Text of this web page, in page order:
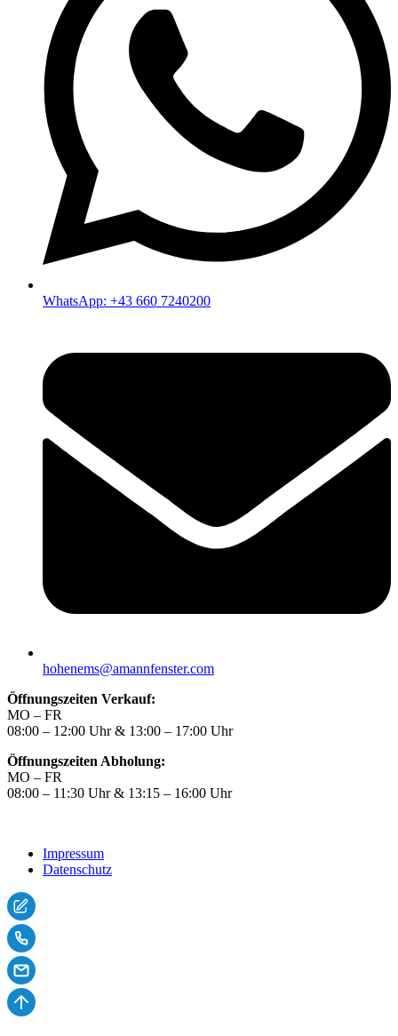
WhatsApp: +43 660 7240200
hohenems@amannfenster.com
Öffnungszeiten Verkauf:
MO – FR
08:00 – 12:00 Uhr & 13:00 – 17:00 Uhr
Öffnungszeiten Abholung:
MO – FR
08:00 – 11:30 Uhr & 13:15 – 16:00 Uhr
Impressum
Datenschutz